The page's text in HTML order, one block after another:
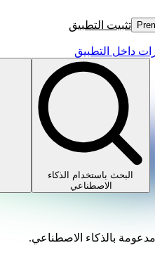
تثبيت التطبيق
داخل التطبيق
البحث باستخدام الذكاء
الاصطناعي
مدعومة بالذكاء الاصطناعي.